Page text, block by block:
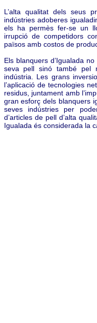
L’alta qualitat dels seus
indústries adoberes
els ha permès fer-se un
irrupció de competidors
països amb costos de
Els blanquers d’Igualada
seva pell sinó també pel
indústria. Les grans
l’aplicació de tecnologies
residus, juntament amb
gran esforç dels blanquers
seves indústries per
d’articles de pell d’alta
Igualada és considerada la